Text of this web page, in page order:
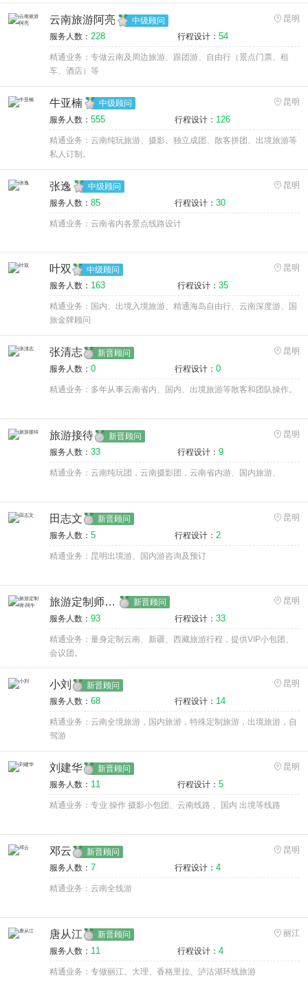
云南旅游阿亮 中级顾问
昆明
服务人数： 228 行程设计： 54
精通业务：专做云南及周边旅游、跟团游、自由行（景点门票、租
车、酒店）等
牛亚楠 中级顾问
昆明
服务人数： 555 行程设计： 126
精通业务：云南纯玩旅游、摄影、独立成团、散客拼团、出境旅游等
私人订制。
张逸 中级顾问
昆明
服务人数： 85 行程设计： 30
精通业务：云南省内各景点线路设计
叶双 中级顾问
昆明
服务人数： 163 行程设计： 35
精通业务：国内、出境入境旅游、精通海岛自由行、云南深度游、国
旅金牌顾问
张清志 新晋顾问
昆明
服务人数： 0 行程设计： 0
精通业务：多年从事云南省内、国内、出境旅游等散客和团队操作。
旅游接待 新晋顾问
昆明
服务人数： 33 行程设计： 9
精通业务：云南纯玩团，云南摄影团，云南省内游、国内旅游、
田志文 新晋顾问
昆明
服务人数： 5 行程设计： 2
精通业务：昆明出境游、国内游咨询及预订
旅游定制师-阿牛 新晋顾问
昆明
服务人数： 93 行程设计： 33
精通业务：量身定制云南、新疆、西藏旅游行程，提供VIP小包团、
会议团。
小刘 新晋顾问
昆明
服务人数： 68 行程设计： 14
精通业务：云南全境旅游，国内旅游，特殊定制旅游，出境旅游，自
驾游
刘建华 新晋顾问
昆明
服务人数： 11 行程设计： 5
精通业务：专业 操作 摄影小包团、云南线路 、国内 出境等线路
邓云 新晋顾问
昆明
服务人数： 7 行程设计： 4
精通业务：云南全线游
唐从江 新晋顾问
丽江
服务人数： 11 行程设计： 4
精通业务：专做丽江、大理、香格里拉、泸沽湖环线旅游